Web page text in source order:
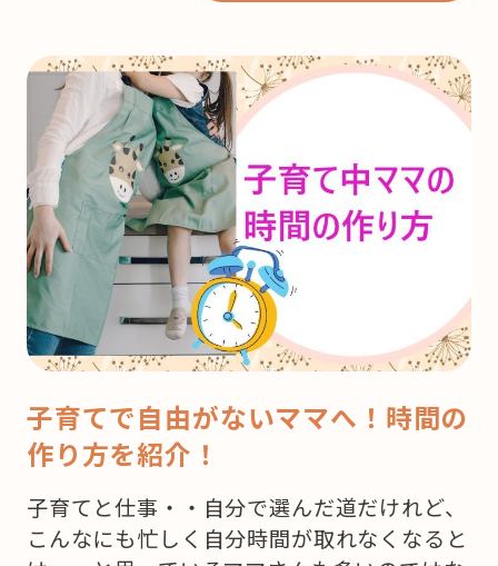
子育てで自由がないママへ！時間の
作り方を紹介！
子育てと仕事・・自分で選んだ道だけれど、
こんなにも忙しく自分時間が取れなくなると